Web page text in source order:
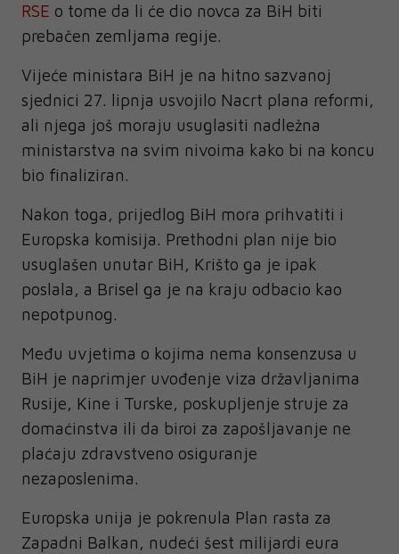
RSE o tome da li će dio novca za BiH biti
prebačen zemljama regije.
Vijeće ministara BiH je na hitno sazvanoj
sjednici 27. lipnja usvojilo Nacrt plana reformi,
ali njega još moraju usuglasiti nadležna
ministarstva na svim nivoima kako bi na koncu
bio finaliziran.
Nakon toga, prijedlog BiH mora prihvatiti i
Europska komisija. Prethodni plan nije bio
usuglašen unutar BiH, Krišto ga je ipak
poslala, a Brisel ga je na kraju odbacio kao
nepotpunog.
Među uvjetima o kojima nema konsenzusa u
BiH je naprimjer uvođenje viza državljanima
Rusije, Kine i Turske, poskupljenje struje za
domaćinstva ili da biroi za zapošljavanje ne
plaćaju zdravstveno osiguranje
nezaposlenima.
Europska unija je pokrenula Plan rasta za
Zapadni Balkan, nudeći šest milijardi eura